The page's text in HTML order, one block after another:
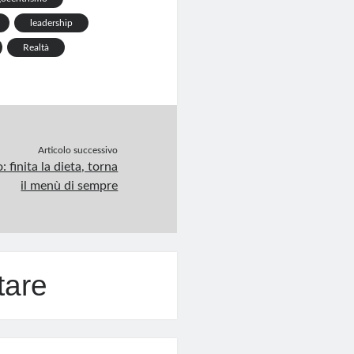
leadership
Realtà
Articolo successivo
finita la dieta, torna
il menù di sempre